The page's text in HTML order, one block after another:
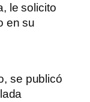
le solicito
en su
se publicó